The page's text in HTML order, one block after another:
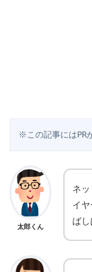
※この記事にはPR
太郎くん
ネ
イ
ば